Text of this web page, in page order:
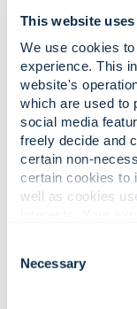
This website
We use cookies
experience. This
website's
which are used to
social media
freely decide and
certain non-
certain cookies to
well as cookies
cookies. Click
about who we
Selection
Necessary